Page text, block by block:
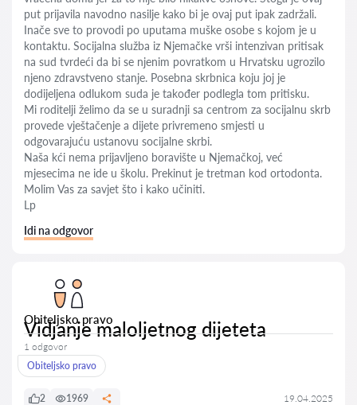
put prijavila navodno nasilje kako bi je ovaj put ipak zadržali.
Inače sve to provodi po uputama muške osobe s kojom je u
kontaktu. Socijalna služba iz Njemačke vrši intenzivan pritisak
na sud tvrdeći da bi se njenim povratkom u Hrvatsku ugrozilo
njeno zdravstveno stanje. Posebna skrbnica koju joj je
dodijeljena odlukom suda je također podlegla tom pritisku.
Mi roditelji želimo da se u suradnji sa centrom za socijalnu skrb
provede vještačenje a dijete privremeno smjesti u
odgovarajuću ustanovu socijalne skrbi.
Naša kći nema prijavljeno boravište u Njemačkoj, već
mjesecima ne ide u školu. Prekinut je tretman kod ortodonta.
Molim Vas za savjet što i kako učiniti.
Lp
Idi na odgovor
Obiteljsko pravo
Vidjanje maloljetnog dijeteta
1 odgovor
Obiteljsko pravo
2 1969 19.04.2025